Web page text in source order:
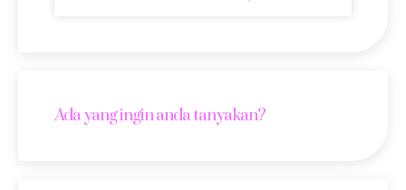
Ada yang ingin anda tanyakan?